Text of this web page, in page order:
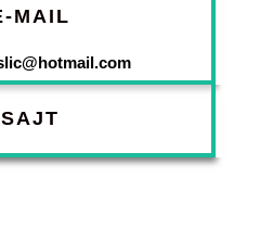
MAIL
SAJT